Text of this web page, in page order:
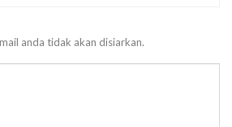
anda tidak akan disiarkan.